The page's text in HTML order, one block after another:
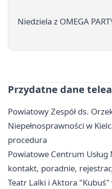
Niedziela z OMEGA
Przydatne dane
Powiatowy Zespół ds.
Niepełnosprawności w
procedura
Powiatowe Centrum Usług
kontakt, poradnie,
Teatr Lalki i Aktora "Kubuś"